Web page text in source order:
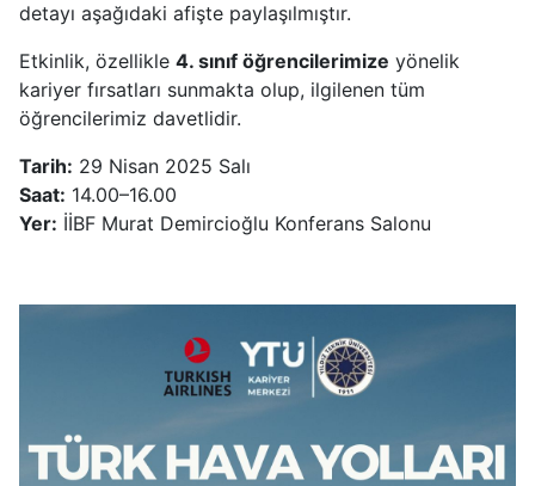
detayı aşağıdaki afişte paylaşılmıştır.
Etkinlik, özellikle 4. sınıf öğrencilerimize yönelik
kariyer fırsatları sunmakta olup, ilgilenen tüm
öğrencilerimiz davetlidir.
Tarih: 29 Nisan 2025 Salı
Saat: 14.00–16.00
Yer: İİBF Murat Demircioğlu Konferans Salonu